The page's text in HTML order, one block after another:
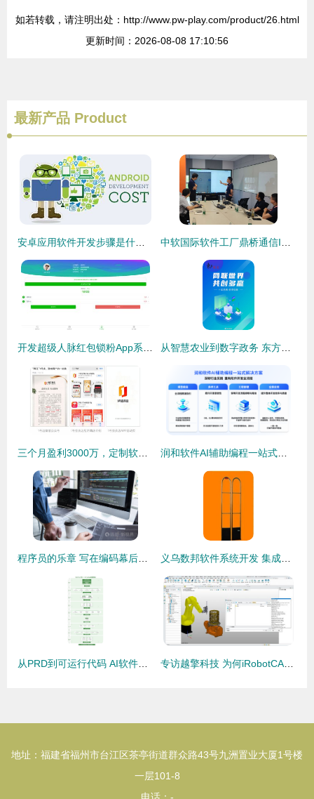
如若转载，请注明出处：http://www.pw-play.com/product/26.html
更新时间：2026-08-08 17:10:56
最新产品 Product
安卓应用软件开发步骤是什么 无需编程技术开发安卓应用软件教程 中软国际软件工厂鼎桥通信IPM产品一期功能上线启动会圆满举行，共启智能管理新篇章
开发超级人脉红包锁粉App系统——开启社交裂变新纪元 从智慧农业到数字政务 东方商易定制化软件开发的实践路径
三个月盈利3000万，定制软件开发开辟会员电商新纪元 润和软件AI辅助编程一站式解决方案 破解软件开发难题
程序员的乐章 写在编码幕后的交响曲 义乌数邦软件系统开发 集成防盗报警系统产品列表与开发方案
从PRD到可运行代码 AI软件开发全流水线的重构与实践 专访越擎科技 为何iRobotCAM成为机器人激光加工的首选方案
地址：福建省福州市台江区茶亭街道群众路43号九洲置业大厦1号楼
一层101-8